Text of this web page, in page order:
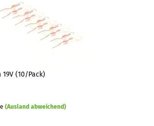
(10/Pack)
(Ausland abweichend)